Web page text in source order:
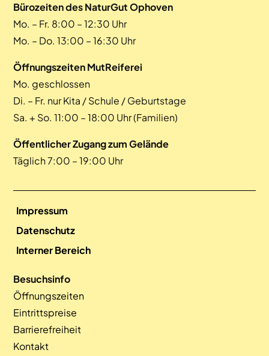
Bürozeiten des NaturGut Ophoven
Mo. – Fr. 8:00 – 12:30 Uhr
Mo. – Do. 13:00 – 16:30 Uhr
Öffnungszeiten MutReiferei
Mo. geschlossen
Di. – Fr. nur Kita / Schule / Geburtstage
Sa. + So. 11:00 – 18:00 Uhr (Familien)
Öffentlicher Zugang zum Gelände
Täglich 7:00 – 19:00 Uhr
Impressum
Datenschutz
Interner Bereich
Besuchsinfo
Öffnungszeiten
Eintrittspreise
Barrierefreiheit
Kontakt